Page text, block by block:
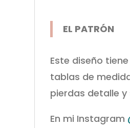
EL PATRÓN
Este diseño
tablas de
pierdas detalle
En mi Instagram